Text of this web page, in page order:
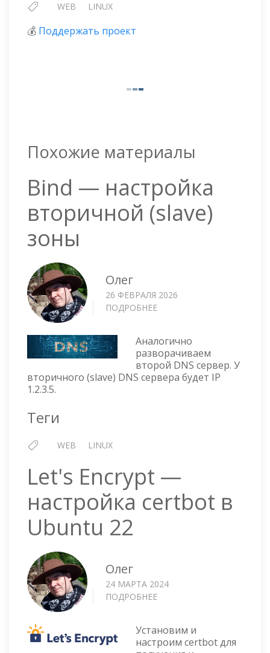
WEB LINUX
💰 Поддержать проект
Похожие материалы
Bind — настройка
вторичной (slave)
зоны
Олег
26 ФЕВРАЛЯ 2026
ПОДРОБНЕЕ
НАСТРОЙКА
ВТОРИЧНОЙ
(SLAVE)
ЗОНЫ
Аналогично
разворачиваем
второй DNS сервер. У
вторичного (slave) DNS сервера будет IP
1.2.3.5.
Теги
WEB LINUX
Let's Encrypt —
настройка certbot в
Ubuntu 22
Олег
24 МАРТА 2024
ПОДРОБНЕЕ
—
НАСТРОЙКА
Установим и
настроим certbot для